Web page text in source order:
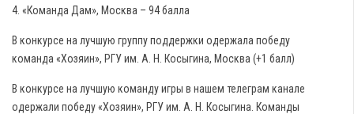
4. «Команда Дам», Москва – 94 балла
В конкурсе на лучшую группу поддержки одержала победу
команда «Хозяин», РГУ им. А. Н. Косыгина, Москва (+1 балл)
В конкурсе на лучшую команду игры в нашем телеграм канале
одержали победу «Хозяин», РГУ им. А. Н. Косыгина. Команды